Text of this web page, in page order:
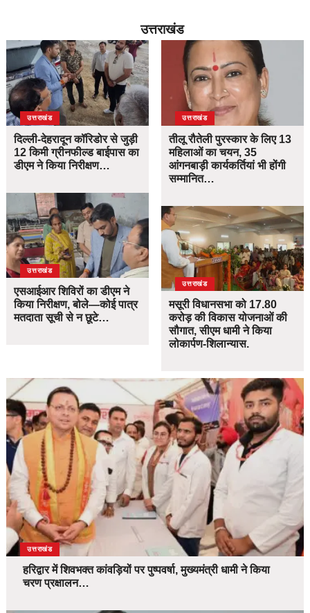
उत्तराखंड
उत्तराखंड
दिल्ली-देहरादून कॉरिडोर से जुड़ी
12 किमी ग्रीनफील्ड बाईपास का
डीएम ने किया निरीक्षण…
उत्तराखंड
एसआईआर शिविरों का डीएम ने
किया निरीक्षण, बोले—कोई पात्र
मतदाता सूची से न छूटे…
उत्तराखंड
तीलू रौतेली पुरस्कार के लिए 13
महिलाओं का चयन, 35
आंगनबाड़ी कार्यकर्तियां भी होंगी
सम्मानित…
उत्तराखंड
मसूरी विधानसभा को 17.80
करोड़ की विकास योजनाओं की
सौगात, सीएम धामी ने किया
लोकार्पण-शिलान्यास.
उत्तराखंड
हरिद्वार में शिवभक्त कांवड़ियों पर पुष्पवर्षा, मुख्यमंत्री धामी ने किया
चरण प्रक्षालन…